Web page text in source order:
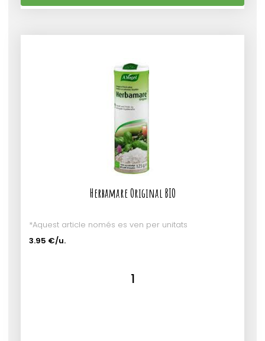
Herbamare Original BIO
*Aquest article només es ven per unitats
3.95 €/u.